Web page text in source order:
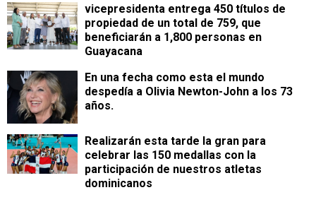
vicepresidenta entrega 450 títulos de
propiedad de un total de 759, que
beneficiarán a 1,800 personas en
Guayacana
En una fecha como esta el mundo
despedía a Olivia Newton-John a los 73
años.
Realizarán esta tarde la gran para
celebrar las 150 medallas con la
participación de nuestros atletas
dominicanos